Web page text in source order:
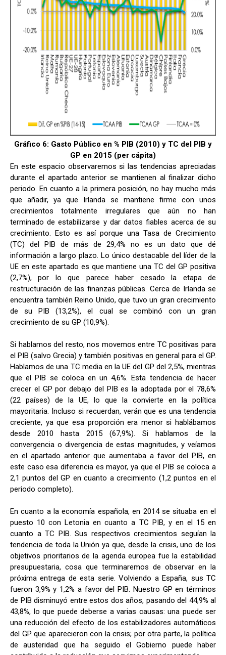
Gráfico 6: Gasto Público en % PIB (2010) y TC del PIB y
GP en 2015 (per cápita)
En este espacio observaremos si las tendencias apreciadas
durante el apartado anterior se mantienen al finalizar dicho
periodo. En cuanto a la primera posición, no hay mucho más
que añadir, ya que Irlanda se mantiene firme con unos
crecimientos totalmente irregulares que aún no han
terminado de estabilizarse y dar datos fiables acerca de su
crecimiento. Esto es así porque una Tasa de Crecimiento
(TC) del PIB de más de 29,4% no es un dato que dé
información a largo plazo. Lo único destacable del líder de la
UE en este apartado es que mantiene una TC del GP positiva
(2,7%), por lo que parece haber cesado la etapa de
restructuración de las finanzas públicas. Cerca de Irlanda se
encuentra también Reino Unido, que tuvo un gran crecimiento
de su PIB (13,2%), el cual se combinó con un gran
crecimiento de su GP (10,9%).
Si hablamos del resto, nos movemos entre TC positivas para
el PIB (salvo Grecia) y también positivas en general para el GP.
Hablamos de una TC media en la UE del GP del 2,5%, mientras
que el PIB se coloca en un 4,6%. Esta tendencia de hacer
crecer el GP por debajo del PIB es la adoptada por el 78,6%
(22 países) de la UE, lo que la convierte en la política
mayoritaria. Incluso si recuerdan, verán que es una tendencia
creciente, ya que esa proporción era menor si hablábamos
desde 2010 hasta 2015 (67,9%). Si hablamos de la
convergencia o divergencia de estas magnitudes, y veíamos
en el apartado anterior que aumentaba a favor del PIB, en
este caso esa diferencia es mayor, ya que el PIB se coloca a
2,1 puntos del GP en cuanto a crecimiento (1,2 puntos en el
periodo completo).
En cuanto a la economía española, en 2014 se situaba en el
puesto 10 con Letonia en cuanto a TC PIB, y en el 15 en
cuanto a TC PIB. Sus respectivos crecimientos seguían la
tendencia de toda la Unión ya que, desde la crisis, uno de los
objetivos prioritarios de la agenda europea fue la estabilidad
presupuestaria, cosa que terminaremos de observar en la
próxima entrega de esta serie. Volviendo a España, sus TC
fueron 3,9% y 1,2% a favor del PIB. Nuestro GP en términos
de PIB disminuyó entre estos dos años, pasando del 44,9% al
43,8%, lo que puede deberse a varias causas: una puede ser
una reducción del efecto de los estabilizadores automáticos
del GP que aparecieron con la crisis; por otra parte, la política
de austeridad que ha seguido el Gobierno puede haber